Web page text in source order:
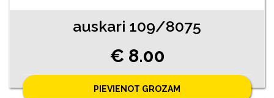
auskari 109/8075
€ 8.00
PIEVIENOT GROZAM